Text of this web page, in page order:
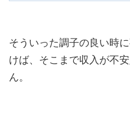
そういった調子の良い時
けば、そこまで収入が不
ん。